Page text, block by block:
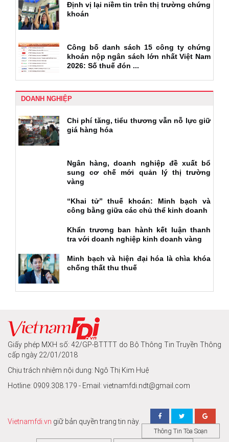
Định vị lại niềm tin trên thị trường chứng
khoán
Công bố danh sách 15 công ty chứng
khoán nộp ngân sách lớn nhất Việt Nam
2026: Số thuế đón ...
DOANH NGHIỆP
Chi phí tăng, tiểu thương vẫn nỗ lực giữ
giá hàng hóa
Ngân hàng, doanh nghiệp đề xuất bổ
sung cơ chế mới quản lý thị trường
vàng
“Khai tử” thuế khoán: Minh bạch và
công bằng giữa các chủ thể kinh doanh
Khẩn trương ban hành kết luận thanh
tra với doanh nghiệp kinh doanh vàng
Minh bạch và hiện đại hóa là chìa khóa
chống thất thu thuế
Giấy phép MXH số: 42/GP-BTTTT do Bộ Thông Tin Truyền Thông
cấp ngày 22/01/2018
Chịu trách nhiệm nội dung: Ngô Thị Kim Huệ
Hotline: 0909.308.179 - Email: vietnamfdi.ndt@gmail.com
Vietnamfdi.vn giữ bản quyền trang tin này.
Thông Tin Tòa Soạn